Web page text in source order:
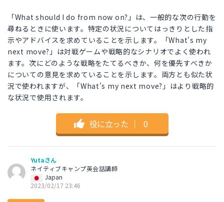
「What should I do from now on?」は、一般的な次の行動を
尋ねるときに使います。特定の状況についてはっきりとした指
示やアドバイスを求めていることを示します。「What's my
next move?」は対戦ゲームや戦略的なシナリオでよく使われ
ます。次にどのような戦略をたてるべきか、何を優先すべきか
についての意見を求めていることを示します。両方とも似た状
況で使われますが、「What's my next move?」はより戦略的
な状況で使用されます。
役に立った ｜ 0
Yutaさん
ネイティブキャンプ英会話講師
Japan
2023/02/17 23:46